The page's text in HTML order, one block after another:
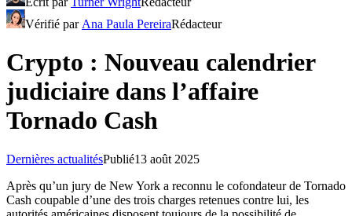
Vérifié par Ana Paula PereiraRédacteur
Crypto : Nouveau calendrier
judiciaire dans l’affaire
Tornado Cash
Dernières actualitésPublié13 août 2025
Après qu’un jury de New York a reconnu le cofondateur de Tornado
Cash coupable d’une des trois charges retenues contre lui, les